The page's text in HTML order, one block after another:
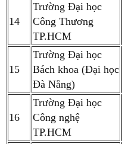
14
Trường Đại học
Công Thương
TP.HCM
15
Trường Đại học
Bách khoa (Đại học
Đà Nẵng)
16
Trường Đại học
Công nghệ
TP.HCM